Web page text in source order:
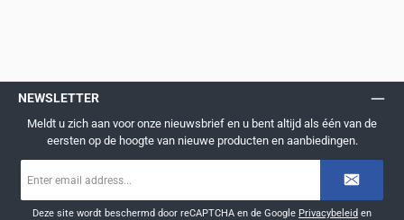
NEWSLETTER
Meldt u zich aan voor onze nieuwsbrief en u bent altijd als één van de
eersten op de hoogte van nieuwe producten en aanbiedingen.
mailadres
Deze site wordt beschermd door reCAPTCHA en de Google Privacybeleid en